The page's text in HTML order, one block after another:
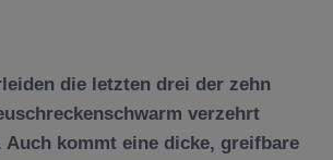
die letzten drei der zehn
verzehrt
Auch kommt eine dicke, greifbare